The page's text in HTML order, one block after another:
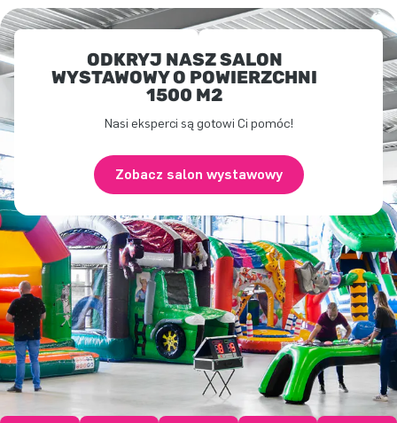
ODKRYJ NASZ SALON
WYSTAWOWY O POWIERZCHNI
1500 M2
Nasi eksperci są gotowi Ci pomóc!
Zobacz salon wystawowy